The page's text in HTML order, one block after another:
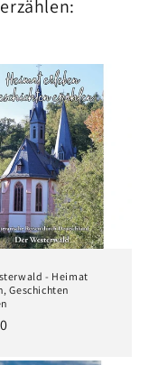
- Heimat
Geschichten